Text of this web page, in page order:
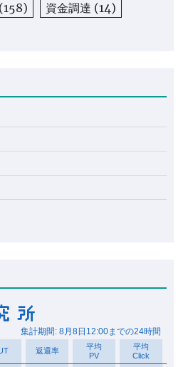
(158) 資金調達 (14)